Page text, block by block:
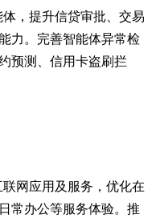
，提升信贷审批、交易
力。完善智能体异常检
预测、信用卡盗刷拦
网应用及服务，优化在
常办公等服务体验。推